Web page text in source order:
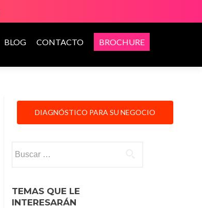
BLOG CONTACTO BROCHURE
DIAGNÓSTICO PARA SU NEGOCIO
TEMAS QUE LE
INTERESARÁN